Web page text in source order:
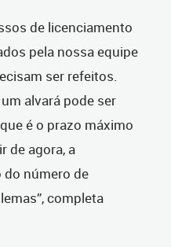
de licenciamento
pela nossa equipe
ser refeitos.
alvará pode ser
é o prazo máximo
de agora, a
do número de
completa